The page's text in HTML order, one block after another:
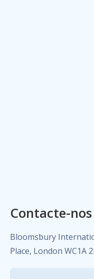
Contacte-nos
Bloomsbury
Place, London WC1A